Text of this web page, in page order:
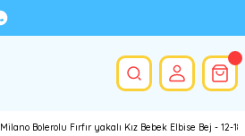
Milano Bolerolu Fırfır yakalı Kız Bebek Elbise Bej - 12-